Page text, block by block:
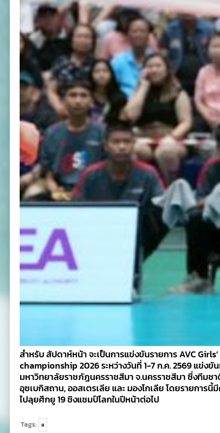
สำหรับ สัปดาห์หน้า จะเป็นการแข่งขันรายการ AVC
championship 2026 ระหว่างวันที่ 1-7 ก.ค. 2569 แข่งขั
มหาวิทยาลัยราชภัฎนครราชสีมา จ.นครราชสีมา ซึ่งทีมช
อุซเบกิสถาน, ออสเตรเลีย และ มองโกเลีย โดยรายกา
ไปลุยศึกยู 19 ชิงแชมป์โลกในปีหน้าต่อไป
Tags: a